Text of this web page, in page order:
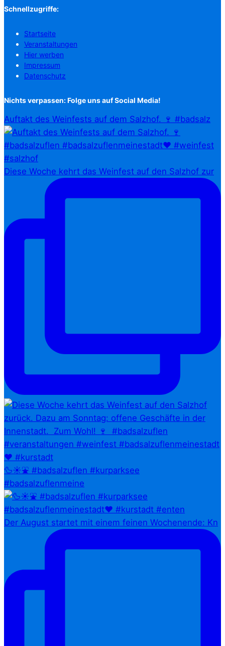
Schnellzugriffe:
Startseite
Veranstaltungen
Hier werben
Impressum
Datenschutz
Nichts verpassen: Folge uns auf Social Media!
Auftakt des Weinfests auf dem Salzhof. 🍷 #badsalz
Diese Woche kehrt das Weinfest auf den Salzhof zur
🦆☀️⛲ #badsalzuflen #kurparksee
#badsalzuflenmeine
Der August startet mit einem feinen Wochenende: Kn